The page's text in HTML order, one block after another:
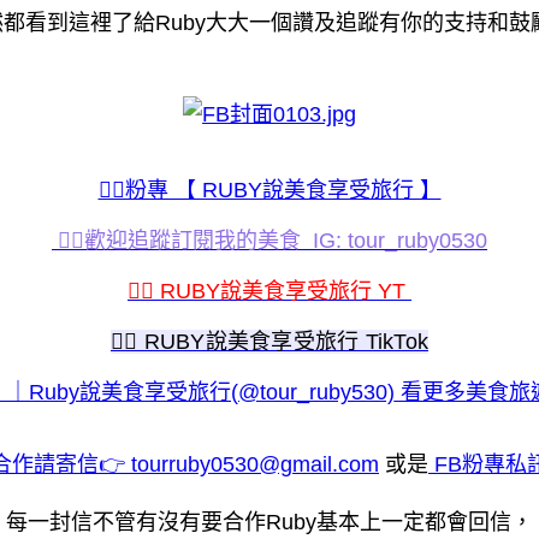
看到這裡了給Ruby大大一個讚及追蹤有你的支持和鼓
💁‍♀️粉專 【 RUBY說美食享受旅行 】
💁‍♀️歡迎追蹤訂閱我的美食 IG: tour_ruby0530
💁‍♀️ RUBY說美食享受旅行 YT
💁‍♀️ RUBY說美食享受旅行 TikTok
看更多美食旅
作請寄信👉 tourruby0530@gmail.com 或是 FB粉專私
每一封信不管有沒有要合作Ruby基本上一定都會回信，